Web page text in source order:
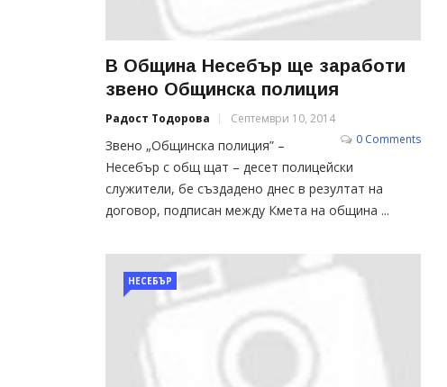
В Община Несебър ще заработи
звено Общинска полиция
Радост Тодорова
Септември 10, 2014
0 Comments
Звено „Общинска полиция” –
Несебър с общ щат – десет полицейски
служители, бе създадено днес в резултат на
договор, подписан между Кмета на община ...
НЕСЕБЪР